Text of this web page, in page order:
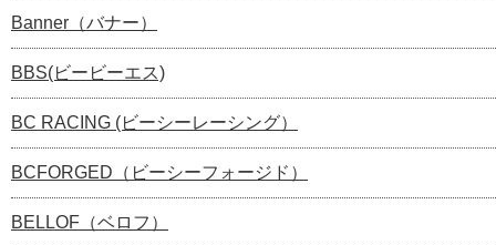
Banner（バナー）
BBS(ビービーエス)
BC RACING (ビーシーレーシング）
BCFORGED（ビーシーフォージド）
BELLOF（ベロフ）